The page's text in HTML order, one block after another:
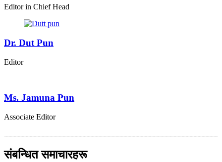
Editor in Chief Head
Dr. Dut Pun
Editor
Ms. Jamuna Pun
Associate Editor
संबन्धित समाचारहरू